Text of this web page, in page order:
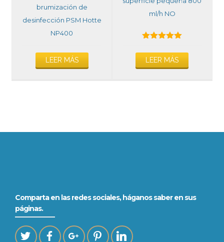
brumización de
desinfección PSM Hotte
NP400
LEER MÁS
ml/h NO
con
5.00
de 5
LEER MÁS
Comparta en las redes sociales, háganos saber en sus
páginas.